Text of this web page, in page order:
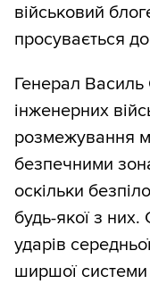
військовий
просувається
Генерал
інженерних
розмежування
безпечними
оскільки
будь-якої з
ударів
ширшої